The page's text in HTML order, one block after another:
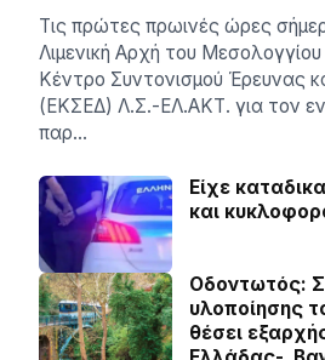
Τις πρώτες πρωινές ώρες
Λιμενική Αρχή του
Κέντρο Συντονισμού Έρευνας
(ΕΚΣΕΔ) Λ.Σ.-ΕΛ.ΑΚΤ. για τον
παρ…
Είχε
και
Οδοντωτός:
υλοποίησης
θέσει